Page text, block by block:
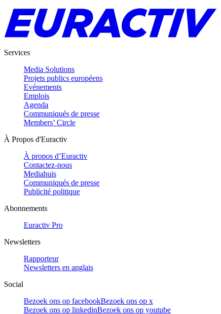
Services
Media Solutions
Projets publics européens
Evénements
Emplois
Agenda
Communiqués de presse
Members’ Circle
À Propos d'Euractiv
À propos d’Euractiv
Contactez-nous
Mediahuis
Communiqués de presse
Publicité politique
Abonnements
Euractiv Pro
Newsletters
Rapporteur
Newsletters en anglais
Social
Bezoek ons op facebookBezoek ons op x
Bezoek ons op linkedinBezoek ons op youtube